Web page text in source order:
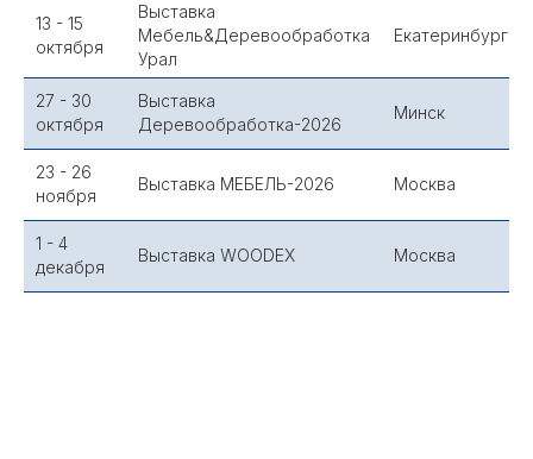
13 - 15
октября
Выставка
Мебель&Деревообработка
Урал
Екатеринбург
27 - 30
октября
Выставка
Деревообработка-2026
Минск
23 - 26
ноября
Выставка МЕБЕЛЬ-2026 Москва
1 - 4
декабря
Выставка WOODEX Москва